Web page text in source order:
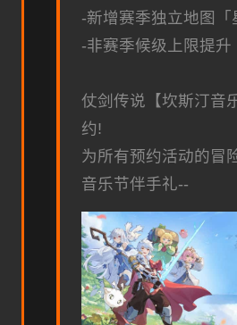
-新增赛季独立地图「
-非赛季候级上限提升
仗剑传说【坎斯汀音
约!
为所有预约活动的冒
音乐节伴手礼--